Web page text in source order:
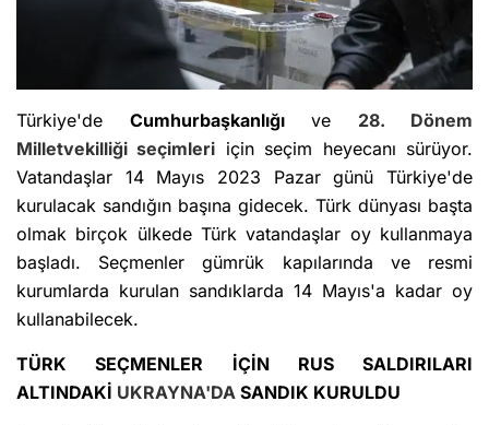
Türkiye'de Cumhurbaşkanlığıve 28. Dönem
Milletvekilliği seçimleri için seçim heyecanı sürüyor.
Vatandaşlar 14 Mayıs 2023 Pazar günü Türkiye'de
kurulacak sandığın başına gidecek. Türk dünyası başta
olmak birçok ülkede Türk vatandaşlar oy kullanmaya
başladı. Seçmenler gümrük kapılarında ve resmi
kurumlarda kurulan sandıklarda 14 Mayıs'a kadar oy
kullanabilecek.
TÜRK SEÇMENLER İÇİN RUS SALDIRILARI
ALTINDAKİ UKRAYNA'DA SANDIK KURULDU